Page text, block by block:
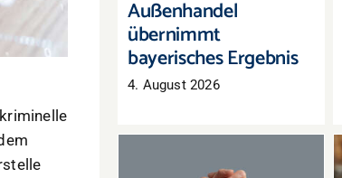
Außenhandel
übernimmt
bayerisches Ergebnis
4. August 2026